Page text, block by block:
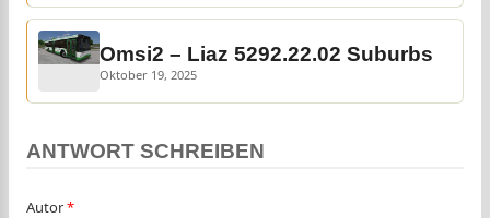
Omsi2 – Liaz 5292.22.02 Suburbs
Oktober 19, 2025
ANTWORT SCHREIBEN
Autor*